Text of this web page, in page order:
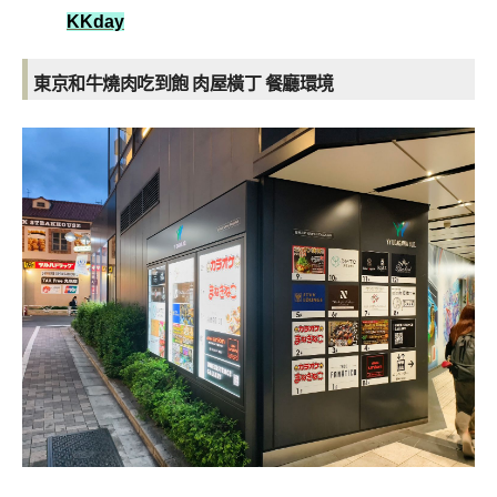
KKday
東京和牛燒肉吃到飽 肉屋橫丁 餐廳環境